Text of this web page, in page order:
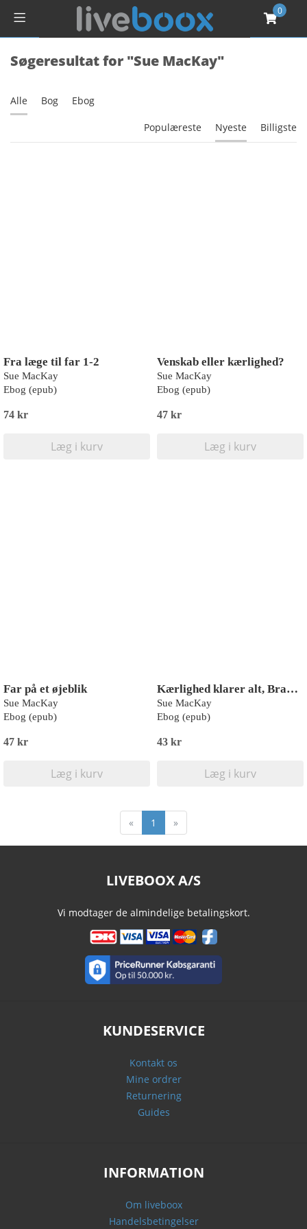
0
Søgeresultat for "Sue MacKay"
Alle Bog Ebog
Populæreste Nyeste Billigste
Fra læge til far 1-2
Sue MacKay
Ebog (epub)
74 kr
Læg i kurv
Venskab eller kærlighed?
Sue MacKay
Ebog (epub)
47 kr
Læg i kurv
Far på et øjeblik
Sue MacKay
Ebog (epub)
47 kr
Læg i kurv
Kærlighed klarer alt, Braddy
Sue MacKay
Ebog (epub)
43 kr
Læg i kurv
« 1 »
LIVEBOOX A/S
Vi modtager de almindelige betalingskort.
KUNDESERVICE
Kontakt os
Mine ordrer
Returnering
Guides
INFORMATION
Om liveboox
Handelsbetingelser